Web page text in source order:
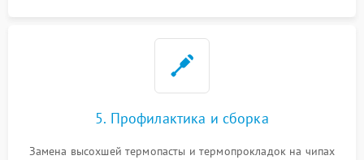
5. Профилактика и сборка
Замена высохшей термопасты и термопрокладок на чипах